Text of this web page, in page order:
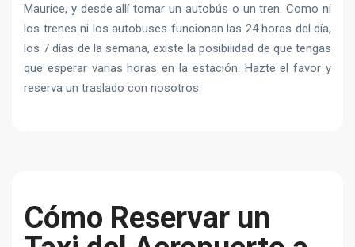
Maurice, y desde allí tomar un autobús o un tren. Como ni
los trenes ni los autobuses funcionan las 24 horas del día,
los 7 días de la semana, existe la posibilidad de que tengas
que esperar varias horas en la estación. Hazte el favor y
reserva un traslado con nosotros.
Cómo Reservar un